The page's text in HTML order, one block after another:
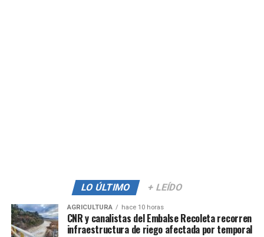
LO ÚLTIMO + LEÍDO
AGRICULTURA hace 10 horas
CNR y canalistas del Embalse Recoleta recorren
infraestructura de riego afectada por temporal